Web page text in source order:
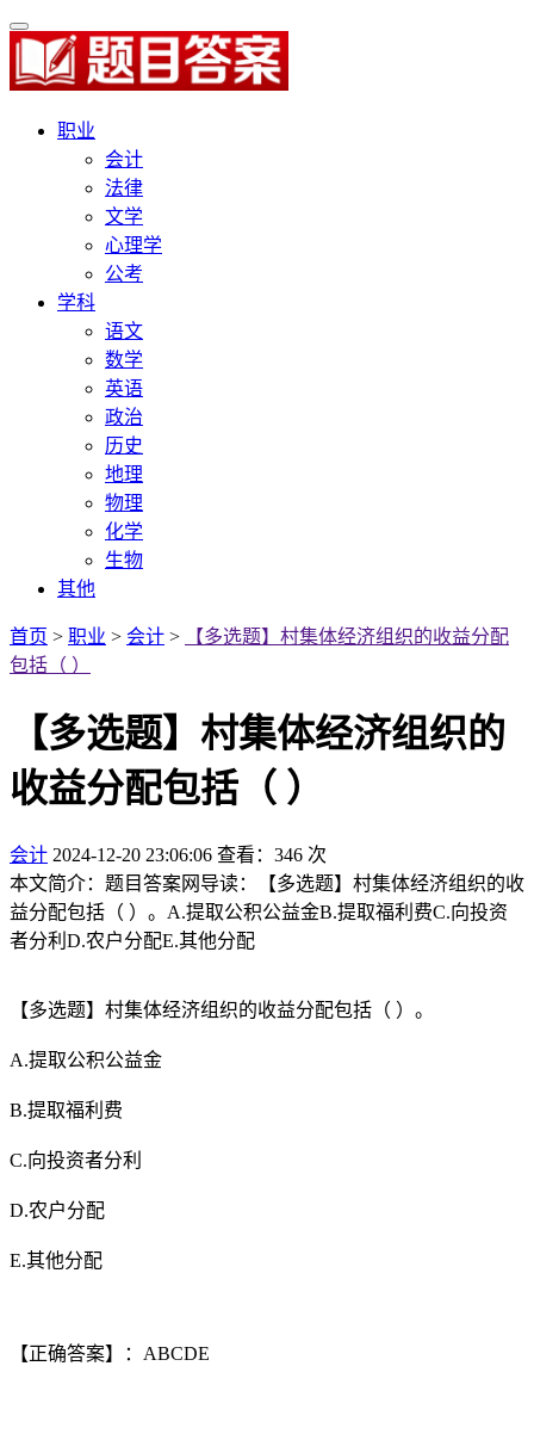
职业
会计
法律
文学
心理学
公考
学科
语文
数学
英语
政治
历史
地理
物理
化学
生物
其他
首页 > 职业 > 会计 >
【多选题】村集体经济组织的收益分配
包括（ ）
【多选题】村集体经济组织的
收益分配包括（ ）
会计 2024-12-20 23:06:06 查看：346 次
本文简介：题目答案网导读：【多选题】村集体经济组织的收
益分配包括（ ）。A.提取公积公益金B.提取福利费C.向投资
者分利D.农户分配E.其他分配
【多选题】村集体经济组织的收益分配包括（ ）。
A.提取公积公益金
B.提取福利费
C.向投资者分利
D.农户分配
E.其他分配
【正确答案】：ABCDE